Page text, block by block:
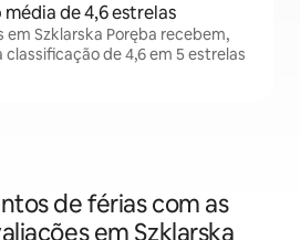
de 4,6 estrelas
em Szklarska Poręba recebem,
classificação de 4,6 em 5 estrelas
de férias com as
em Szklarska